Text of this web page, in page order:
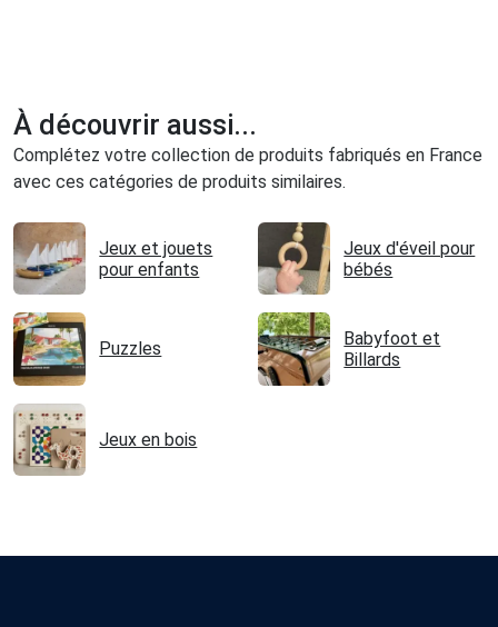
À découvrir aussi...
Complétez votre collection de produits fabriqués en France
avec ces catégories de produits similaires.
Jeux et jouets
pour enfants
Jeux d'éveil pour
bébés
Puzzles
Babyfoot et
Billards
Jeux en bois